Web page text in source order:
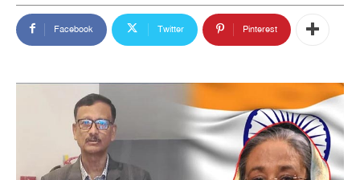
Facebook Twitter Pinterest